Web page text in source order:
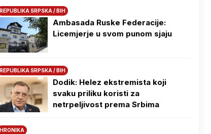
REPUBLIKA SRPSKA / BIH
Ambasada Ruske Federacije:
Licemjerje u svom punom sjaju
REPUBLIKA SRPSKA / BIH
Dodik: Helez ekstremista koji
svaku priliku koristi za
netrpeljivost prema Srbima
HRONIKA